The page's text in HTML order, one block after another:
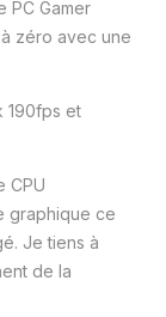
PC Gamer
zéro avec une
190fps et
CPU
graphique ce
Je tiens à
de la